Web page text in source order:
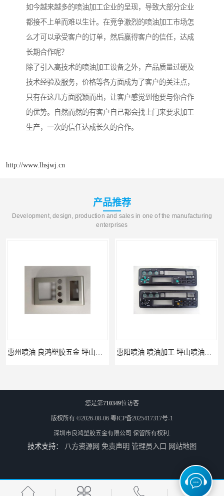
如今越来越多的喷油加工企业的呈现，导致大部分企业
都接不上单而难以生计。在竞争激烈的喷油加工市场怎
么才可以承受客户的订单，然后赢得客户的信任，达成
长期合作呢？
除了引入高技术的喷油加工设备之外，产品质量过硬及
技术经验及服务，价格等各方面成为了客户的关注点，
只有在这几方面脱颖而出，让客户感觉到他要与你合作
的优势。自然而然的有客户自己都会找上门来要求加工
生产，一次的信任达成长久的合作。
http://www.lhsjwj.cn
产品推荐
Development, design, production and sales in one of the manufacturing
enterprises
惠州喷油 良鸿塑胶五金 坪山硅胶喷油公司 惠阳喷油 喷油加工 坪山喷油加工
坑梓喷油 喷涂加工 惠州电视盒喷涂 坪地喷油 加工厂 坪地手机壳喷油加工厂
您是第710349位访客
版权所有 ©2026-08-06 粤ICP备2025417317号-1
深圳市良鸿塑胶五金有限公司 保留所有权利.
技术支持： 八方资源网 免责声明 管理员入口 网站地图